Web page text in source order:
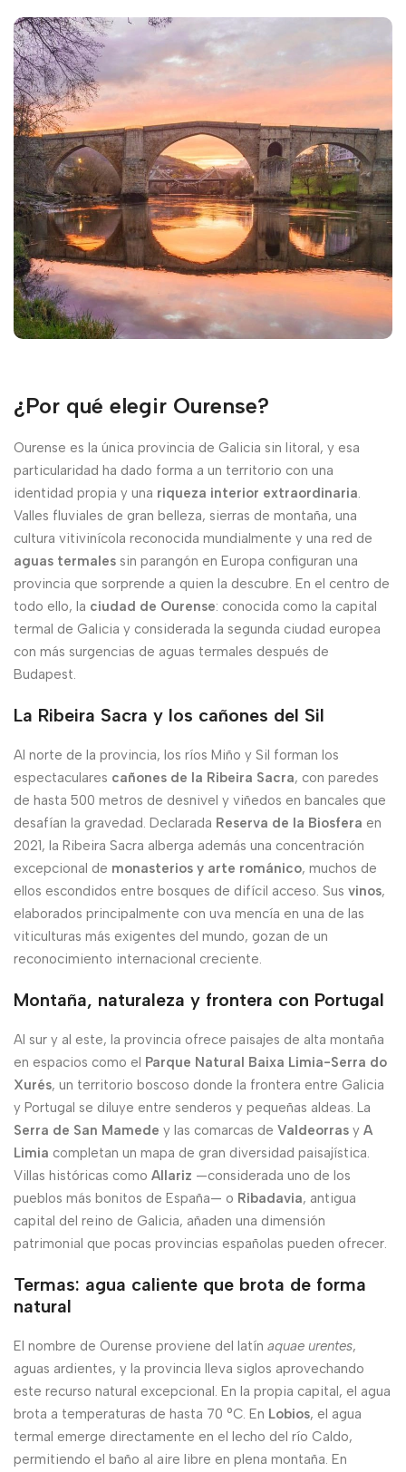
¿Por qué elegir Ourense?
Ourense es la única provincia de Galicia sin litoral, y esa
particularidad ha dado forma a un territorio con una
identidad propia y una riqueza interior extraordinaria.
Valles fluviales de gran belleza, sierras de montaña, una
cultura vitivinícola reconocida mundialmente y una red de
aguas termales sin parangón en Europa configuran una
provincia que sorprende a quien la descubre. En el centro de
todo ello, la ciudad de Ourense: conocida como la capital
termal de Galicia y considerada la segunda ciudad europea
con más surgencias de aguas termales después de
Budapest.
La Ribeira Sacra y los cañones del Sil
Al norte de la provincia, los ríos Miño y Sil forman los
espectaculares cañones de la Ribeira Sacra, con paredes
de hasta 500 metros de desnivel y viñedos en bancales que
desafían la gravedad. Declarada Reserva de la Biosfera en
2021, la Ribeira Sacra alberga además una concentración
excepcional de monasterios y arte románico, muchos de
ellos escondidos entre bosques de difícil acceso. Sus vinos,
elaborados principalmente con uva mencía en una de las
viticulturas más exigentes del mundo, gozan de un
reconocimiento internacional creciente.
Montaña, naturaleza y frontera con Portugal
Al sur y al este, la provincia ofrece paisajes de alta montaña
en espacios como el Parque Natural Baixa Limia-Serra do
Xurés, un territorio boscoso donde la frontera entre Galicia
y Portugal se diluye entre senderos y pequeñas aldeas. La
Serra de San Mamede y las comarcas de Valdeorras y A
Limia completan un mapa de gran diversidad paisajística.
Villas históricas como Allariz —considerada uno de los
pueblos más bonitos de España— o Ribadavia, antigua
capital del reino de Galicia, añaden una dimensión
patrimonial que pocas provincias españolas pueden ofrecer.
Termas: agua caliente que brota de forma
natural
El nombre de Ourense proviene del latín aquae urentes,
aguas ardientes, y la provincia lleva siglos aprovechando
este recurso natural excepcional. En la propia capital, el agua
brota a temperaturas de hasta 70 °C. En Lobios, el agua
termal emerge directamente en el lecho del río Caldo,
permitiendo el baño al aire libre en plena montaña. En